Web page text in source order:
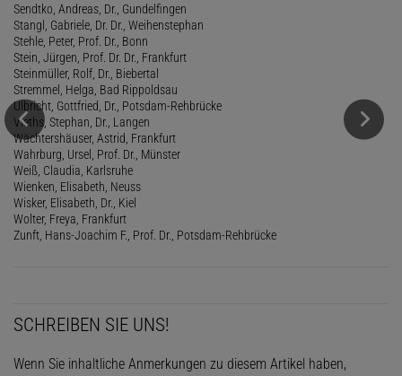
Sendtko, Andreas, Dr., Gundelfingen
Stangl, Gabriele, Dr. Dr., Weihenstephan
Stehle, Peter, Prof. Dr., Bonn
Stein, Jürgen, Prof. Dr. Dr., Frankfurt
Steinmüller, Rolf, Dr., Biebertal
Stremmel, Helga, Bad Rippoldsau
Ulbricht, Gottfried, Dr., Potsdam-Rehbrücke
Vieths, Stephan, Dr., Langen
Wächtershäuser, Astrid, Frankfurt
Wahrburg, Ursel, Prof. Dr., Münster
Weiß, Claudia, Karlsruhe
Wienken, Elisabeth, Neuss
Wisker, Elisabeth, Dr., Kiel
Wolter, Freya, Frankfurt
Zunft, Hans-Joachim F., Prof. Dr., Potsdam-Rehbrücke
SCHREIBEN SIE UNS!
Wenn Sie inhaltliche Anmerkungen zu diesem Artikel haben,